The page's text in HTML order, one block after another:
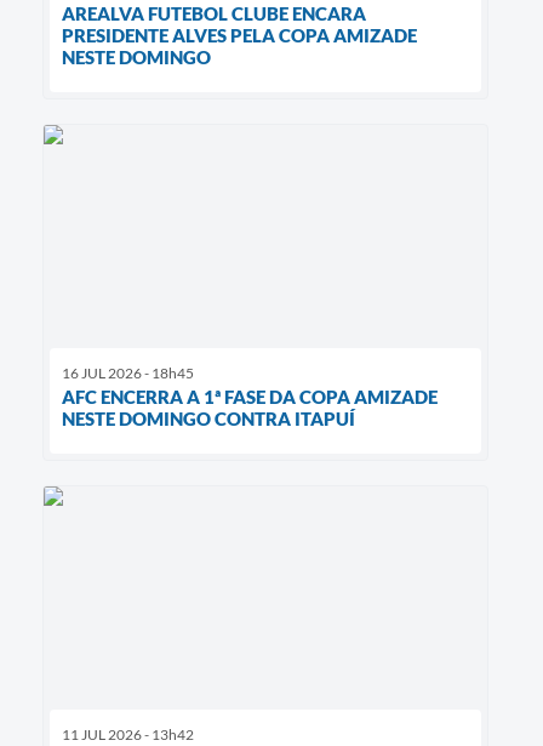
AREALVA FUTEBOL CLUBE ENCARA
PRESIDENTE ALVES PELA COPA AMIZADE
NESTE DOMINGO
16 JUL 2026 - 18h45
AFC ENCERRA A 1ª FASE DA COPA AMIZADE
NESTE DOMINGO CONTRA ITAPUÍ
11 JUL 2026 - 13h42